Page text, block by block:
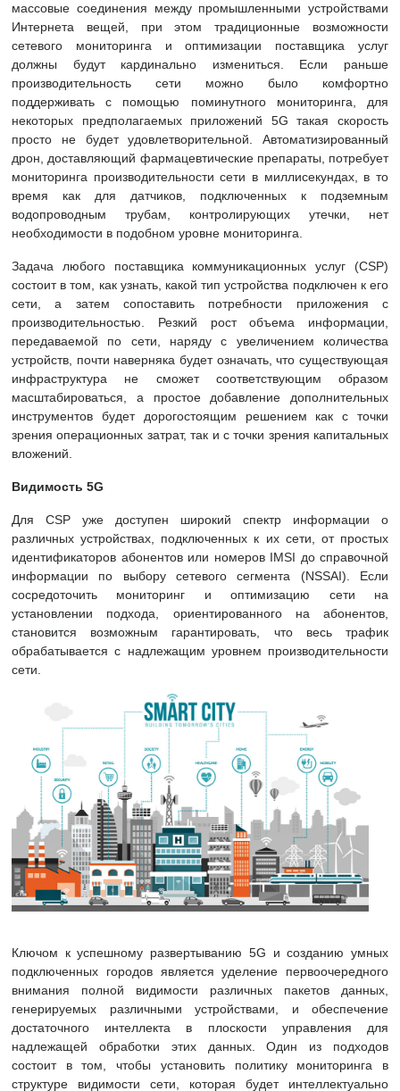
массовые соединения между промышленными устройствами
Интернета вещей, при этом традиционные возможности
сетевого мониторинга и оптимизации поставщика услуг
должны будут кардинально измениться. Если раньше
производительность сети можно было комфортно
поддерживать с помощью поминутного мониторинга, для
некоторых предполагаемых приложений 5G такая скорость
просто не будет удовлетворительной. Автоматизированный
дрон, доставляющий фармацевтические препараты, потребует
мониторинга производительности сети в миллисекундах, в то
время как для датчиков, подключенных к подземным
водопроводным трубам, контролирующих утечки, нет
необходимости в подобном уровне мониторинга.
Задача любого поставщика коммуникационных услуг (CSP)
состоит в том, как узнать, какой тип устройства подключен к его
сети, а затем сопоставить потребности приложения с
производительностью. Резкий рост объема информации,
передаваемой по сети, наряду с увеличением количества
устройств, почти наверняка будет означать, что существующая
инфраструктура не сможет соответствующим образом
масштабироваться, а простое добавление дополнительных
инструментов будет дорогостоящим решением как с точки
зрения операционных затрат, так и с точки зрения капитальных
вложений.
Видимость 5G
Для CSP уже доступен широкий спектр информации о
различных устройствах, подключенных к их сети, от простых
идентификаторов абонентов или номеров IMSI до справочной
информации по выбору сетевого сегмента (NSSAI). Если
сосредоточить мониторинг и оптимизацию сети на
установлении подхода, ориентированного на абонентов,
становится возможным гарантировать, что весь трафик
обрабатывается с надлежащим уровнем производительности
сети.
Ключом к успешному развертыванию 5G и созданию умных
подключенных городов является уделение первоочередного
внимания полной видимости различных пакетов данных,
генерируемых различными устройствами, и обеспечение
достаточного интеллекта в плоскости управления для
надлежащей обработки этих данных. Один из подходов
состоит в том, чтобы установить политику мониторинга в
структуре видимости сети, которая будет интеллектуально